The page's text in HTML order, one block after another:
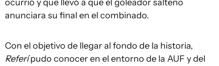
ocurrió y que llevó a que el goleador salteño
anunciara su final en el combinado.
Con el objetivo de llegar al fondo de la historia,
Referípudo conocer en el entorno de la AUF y del